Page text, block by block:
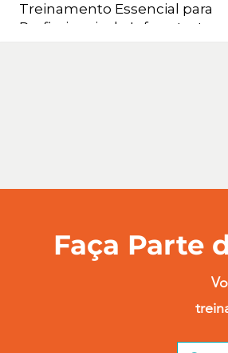
Treinamento Essencial para
Profissionais de Infraestrutura,
Faça Parte